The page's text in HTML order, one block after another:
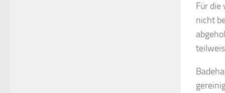
Für die
nicht